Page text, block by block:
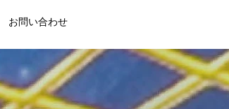
お問い合わせ